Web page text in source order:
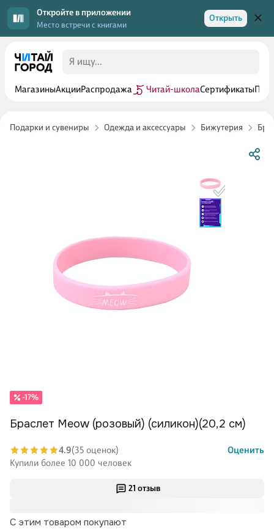
Откройте в приложении
Место встречи с книгами
Открыть
МагазиныАкцииРаспродажа Читай-школаСертификаты
Подарки и сувениры Одежда и аксессуары Бижутерия
21 отзыв
С этим товаром покупают
-17%
Браслет Meow (розовый) (силикон)(20,2 см)
4.9(35 оценок)
Оценить
Купили более 10 000 человек